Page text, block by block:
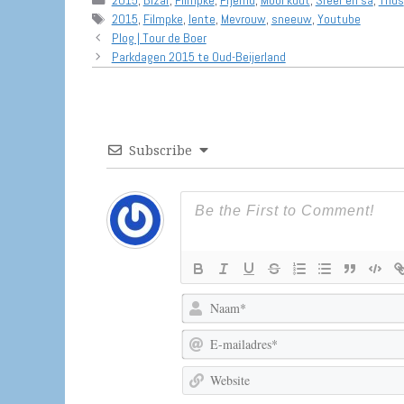
Tags
2015, Filmpke, lente, Mevrouw, sneeuw, Youtube
Plog | Tour de Boer
Parkdagen 2015 te Oud-Beijerland
Subscribe